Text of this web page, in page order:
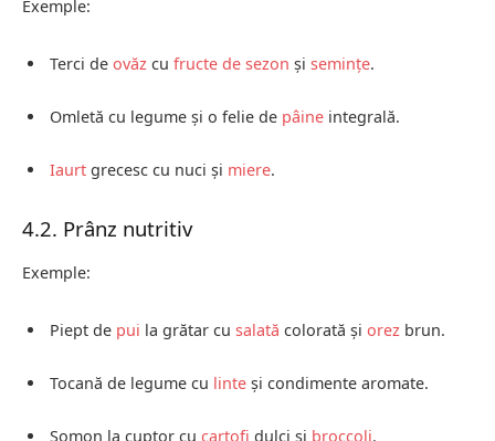
Exemple:
Terci de ovăz cu fructe de sezon și semințe.
Omletă cu legume și o felie de pâine integrală.
Iaurt grecesc cu nuci și miere.
4.2. Prânz nutritiv
Exemple:
Piept de pui la grătar cu salată colorată și orez brun.
Tocană de legume cu linte și condimente aromate.
Somon la cuptor cu cartofi dulci și broccoli.